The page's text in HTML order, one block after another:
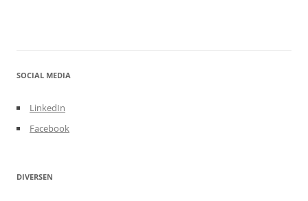
SOCIAL MEDIA
LinkedIn
Facebook
DIVERSEN